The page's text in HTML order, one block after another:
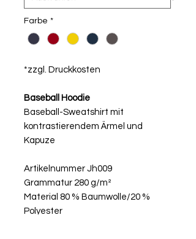
Farbe *
*zzgl. Druckkosten
Baseball Hoodie
Baseball-Sweatshirt mit
kontrastierendem Ärmel und
Kapuze
Artikelnummer Jh009
Grammatur 280 g/m²
Material 80 % Baumwolle/20 %
Polyester